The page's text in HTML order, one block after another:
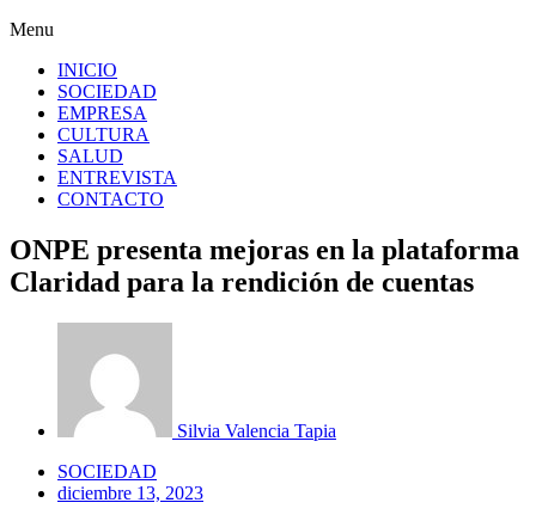
Menu
INICIO
SOCIEDAD
EMPRESA
CULTURA
SALUD
ENTREVISTA
CONTACTO
ONPE presenta mejoras en la plataforma
Claridad para la rendición de cuentas
Silvia Valencia Tapia
SOCIEDAD
diciembre 13, 2023